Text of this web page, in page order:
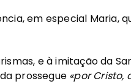
em especial Maria,
e à imitação da
prossegue «por Cristo,